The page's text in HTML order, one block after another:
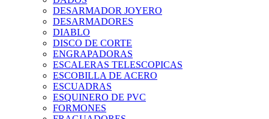
DESARMADOR JOYERO
DESARMADORES
DIABLO
DISCO DE CORTE
ENGRAPADORAS
ESCALERAS TELESCOPICAS
ESCOBILLA DE ACERO
ESCUADRAS
ESQUINERO DE PVC
FORMONES